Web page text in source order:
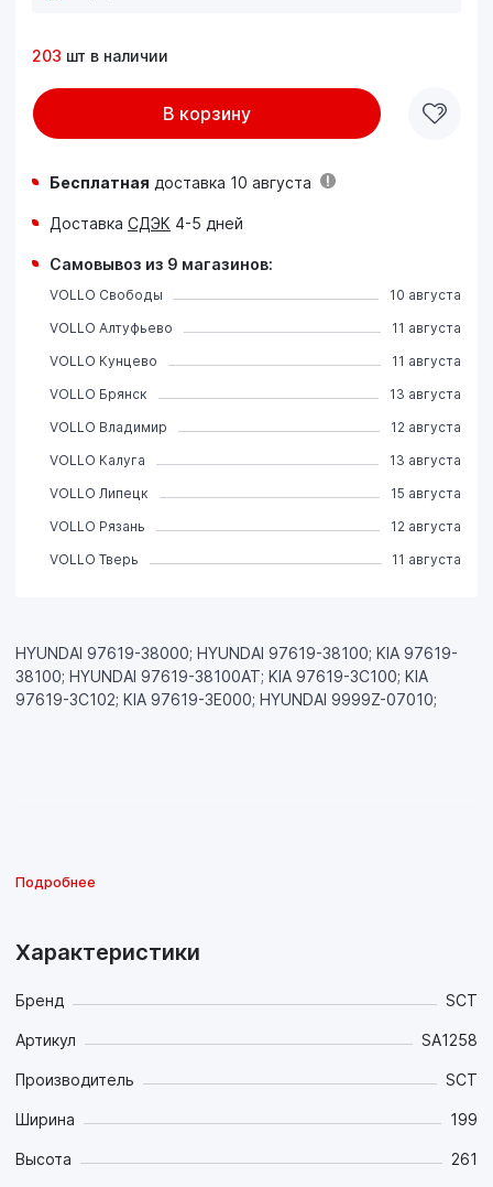
HYUNDAI 97619-38000; HYUNDAI 97619-38100; KIA 97619-
38100; HYUNDAI 97619-38100AT; KIA 97619-3C100; KIA
97619-3C102; KIA 97619-3E000; HYUNDAI 9999Z-07010;
Подробнее
Характеристики
Бренд SCT
Артикул SA1258
Производитель SCT
Ширина 199
Высота 261
203 шт в наличии
В корзину
Бесплатная доставка 10 августа
Доставка СДЭК 4-5 дней
Самовывоз из 9 магазинов:
VOLLO Свободы
10 августа
VOLLO Алтуфьево
11 августа
VOLLO Кунцево
11 августа
VOLLO Брянск
13 августа
VOLLO Владимир
12 августа
VOLLO Калуга
13 августа
VOLLO Липецк
15 августа
VOLLO Рязань
12 августа
VOLLO Тверь
11 августа